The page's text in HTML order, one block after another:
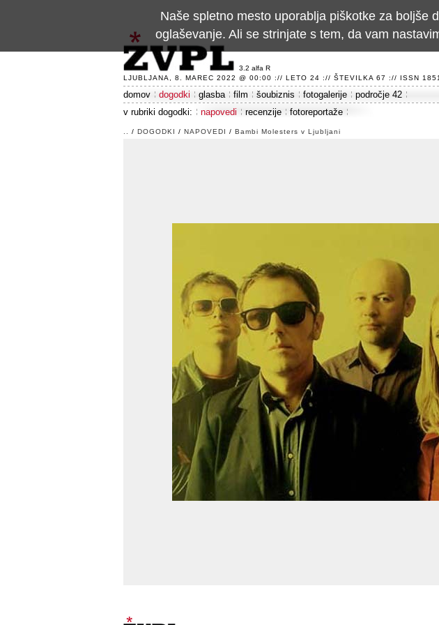
3.2 alfa R
LJUBLJANA, 8. MAREC 2022 @ 00:00 :// LETO 24 :// ŠTEVILKA 67 :// ISSN
domov dogodki glasba film šoubiznis fotogalerije
področje 42
v rubriki dogodki:
napovedi recenzije fotoreportaže
/ DOGODKI / NAPOVEDI / Bambi Molesters v Ljubljani
Naše spletno mesto uporablja piškotke za boljše
oglaševanje. Ali se strinjate s tem, da vam